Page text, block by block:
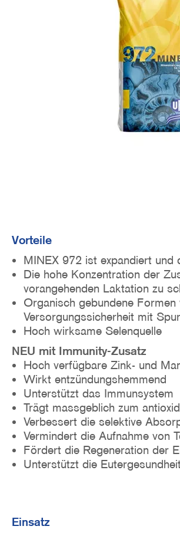
Vorteile
MINEX 972 ist expandiert und
Die hohe Konzentration der
vorangehenden Laktation zu
Organisch gebundene
Versorgungssicherheit mit
Hoch wirksame Selenquelle
NEU mit Immunity-Zusatz
Hoch verfügbare Zink- und
Wirkt entzündungshemmend
Unterstützt das Immunsystem
Trägt massgeblich zum
Verbessert die selektive
Vermindert die Aufnahme von
Fördert die Regeneration der
Unterstützt die Eutergesundheit
Einsatz